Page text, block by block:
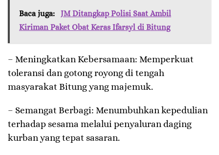
Baca juga:
JM Ditangkap Polisi Saat Ambil
Kiriman Paket Obat Keras Ifarsyl di Bitung
– ​Meningkatkan Kebersamaan: Memperkuat
toleransi dan gotong royong di tengah
masyarakat Bitung yang majemuk.
– ​Semangat Berbagi: Menumbuhkan kepedulian
terhadap sesama melalui penyaluran daging
kurban yang tepat sasaran.